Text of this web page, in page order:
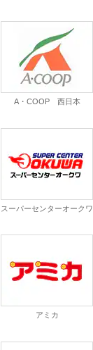
A・COOP 西日本
スーパーセンターオークワ
アミカ